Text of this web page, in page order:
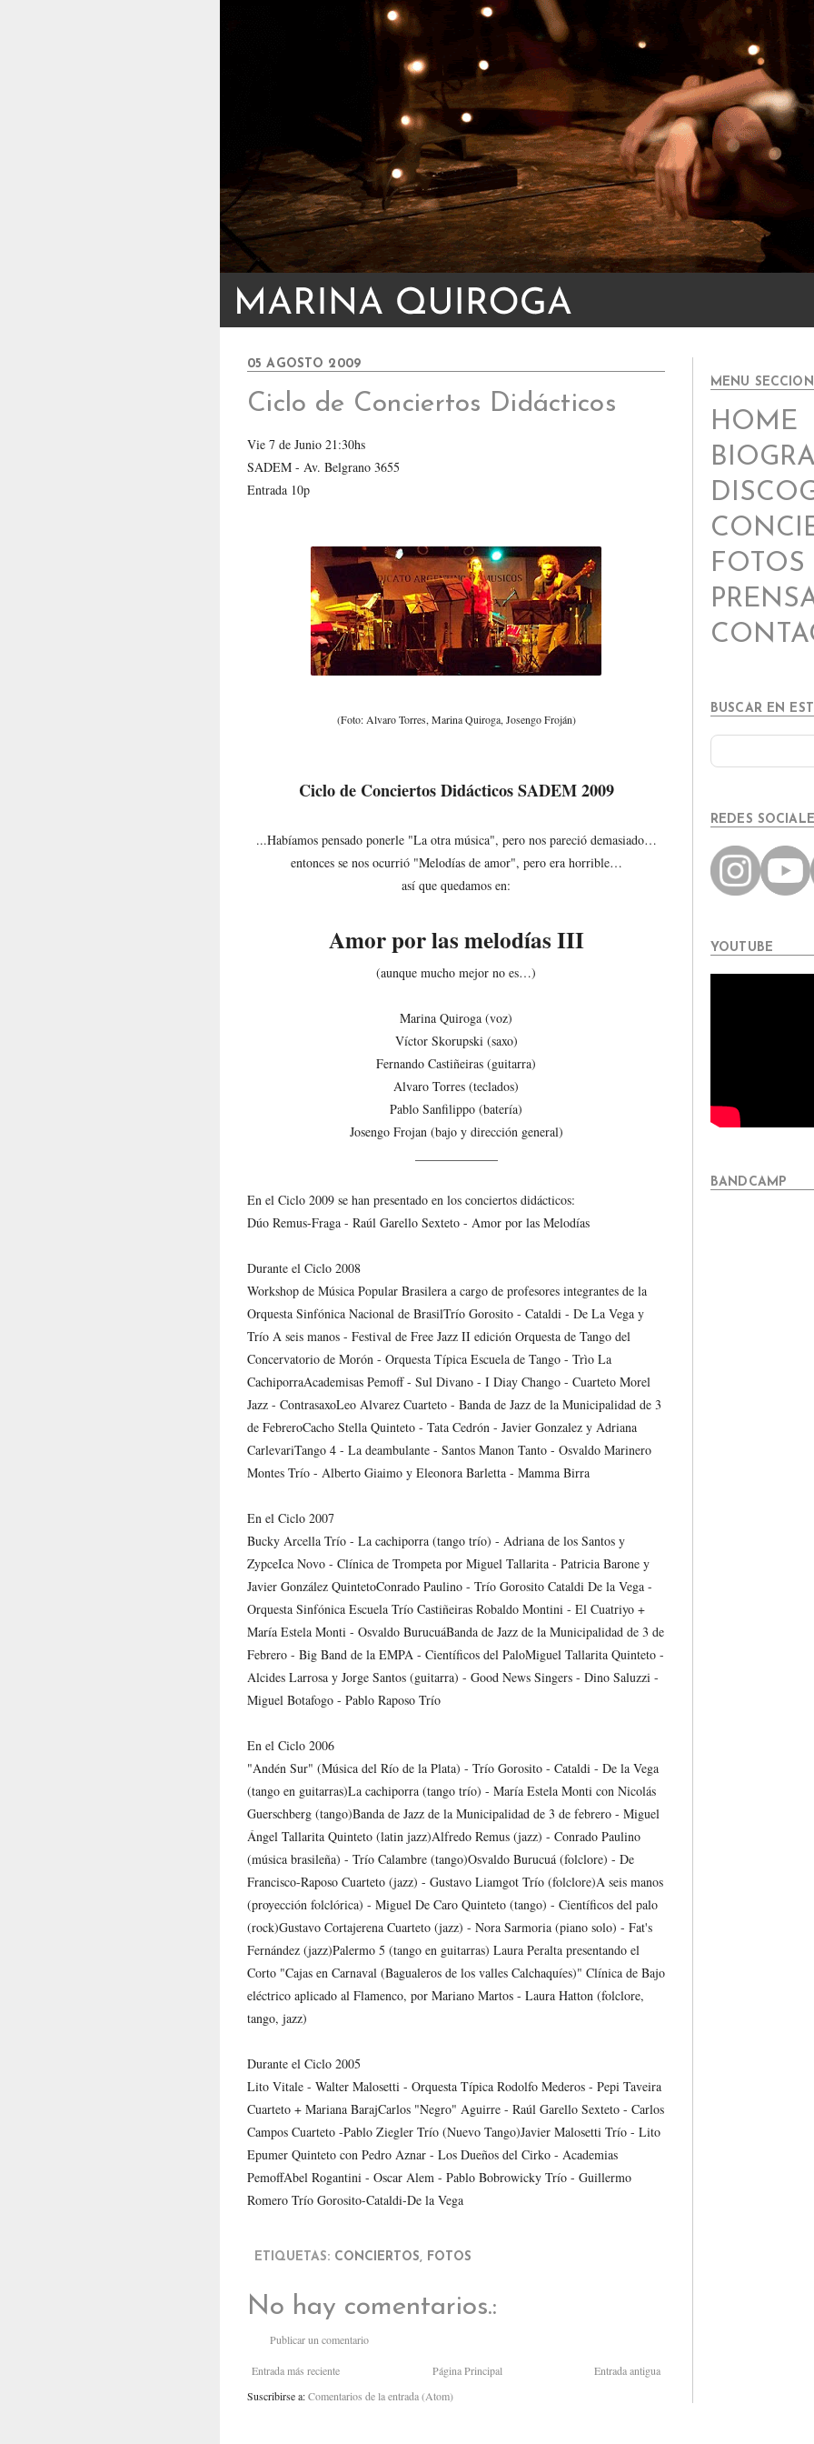
05 AGOSTO 2009
Ciclo de Conciertos Didácticos
Vie 7 de Junio 21:30hs
SADEM - Av. Belgrano 3655
Entrada 10p
(Foto: Alvaro Torres, Marina Quiroga, Josengo Froján)
Ciclo de Conciertos Didácticos SADEM 2009
...Habíamos pensado ponerle "La otra música", pero nos pareció demasiado…
entonces se nos ocurrió "Melodías de amor", pero era horrible…
así que quedamos en:
Amor por las melodías III
(aunque mucho mejor no es…)
Marina Quiroga (voz)
Víctor Skorupski (saxo)
Fernando Castiñeiras (guitarra)
Alvaro Torres (teclados)
Pablo Sanfilippo (batería)
Josengo Frojan (bajo y dirección general)
En el Ciclo 2009 se han presentado en los conciertos didácticos:
Dúo Remus-Fraga - Raúl Garello Sexteto - Amor por las Melodías
Durante el Ciclo 2008
Workshop de Música Popular Brasilera a cargo de profesores integrantes de la
Orquesta Sinfónica Nacional de BrasilTrío Gorosito - Cataldi - De La Vega y
Trío A seis manos - Festival de Free Jazz II edición Orquesta de Tango del
Concervatorio de Morón - Orquesta Típica Escuela de Tango - Trìo La
CachiporraAcademisas Pemoff - Sul Divano - I Diay Chango - Cuarteto Morel
Jazz - ContrasaxoLeo Alvarez Cuarteto - Banda de Jazz de la Municipalidad de 3
de FebreroCacho Stella Quinteto - Tata Cedrón - Javier Gonzalez y Adriana
CarlevariTango 4 - La deambulante - Santos Manon Tanto - Osvaldo Marinero
Montes Trío - Alberto Giaimo y Eleonora Barletta - Mamma Birra
En el Ciclo 2007
Bucky Arcella Trío - La cachiporra (tango trío) - Adriana de los Santos y
ZypceIca Novo - Clínica de Trompeta por Miguel Tallarita - Patricia Barone y
Javier González QuintetoConrado Paulino - Trío Gorosito Cataldi De la Vega -
Orquesta Sinfónica Escuela Trío Castiñeiras Robaldo Montini - El Cuatriyo +
María Estela Monti - Osvaldo BurucuáBanda de Jazz de la Municipalidad de 3 de
Febrero - Big Band de la EMPA - Científicos del PaloMiguel Tallarita Quinteto -
Alcides Larrosa y Jorge Santos (guitarra) - Good News Singers - Dino Saluzzi -
Miguel Botafogo - Pablo Raposo Trío
En el Ciclo 2006
"Andén Sur" (Música del Río de la Plata) - Trío Gorosito - Cataldi - De la Vega
(tango en guitarras)La cachiporra (tango trío) - María Estela Monti con Nicolás
Guerschberg (tango)Banda de Jazz de la Municipalidad de 3 de febrero - Miguel
Ángel Tallarita Quinteto (latin jazz)Alfredo Remus (jazz) - Conrado Paulino
(música brasileña) - Trío Calambre (tango)Osvaldo Burucuá (folclore) - De
Francisco-Raposo Cuarteto (jazz) - Gustavo Liamgot Trío (folclore)A seis manos
(proyección folclórica) - Miguel De Caro Quinteto (tango) - Científicos del palo
(rock)Gustavo Cortajerena Cuarteto (jazz) - Nora Sarmoria (piano solo) - Fat's
Fernández (jazz)Palermo 5 (tango en guitarras) Laura Peralta presentando el
Corto "Cajas en Carnaval (Bagualeros de los valles Calchaquíes)" Clínica de Bajo
eléctrico aplicado al Flamenco, por Mariano Martos - Laura Hatton (folclore,
tango, jazz)
Durante el Ciclo 2005
Lito Vitale - Walter Malosetti - Orquesta Típica Rodolfo Mederos - Pepi Taveira
Cuarteto + Mariana BarajCarlos "Negro" Aguirre - Raúl Garello Sexteto - Carlos
Campos Cuarteto -Pablo Ziegler Trío (Nuevo Tango)Javier Malosetti Trío - Lito
Epumer Quinteto con Pedro Aznar - Los Dueños del Cirko - Academias
PemoffAbel Rogantini - Oscar Alem - Pablo Bobrowicky Trío - Guillermo
Romero Trío Gorosito-Cataldi-De la Vega
ETIQUETAS: CONCIERTOS, FOTOS
No hay comentarios.:
Publicar un comentario
Entrada más reciente Entrada antigua
Página Principal
Suscribirse a:Comentarios de la entrada (Atom)
MENU
HOME
FOTOS
BUSCAR EN
REDES
YOUTUBE
BANDCAMP